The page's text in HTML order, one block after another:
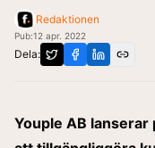
Redaktionen
Pub:12 apr. 2022
Dela:
Youple AB